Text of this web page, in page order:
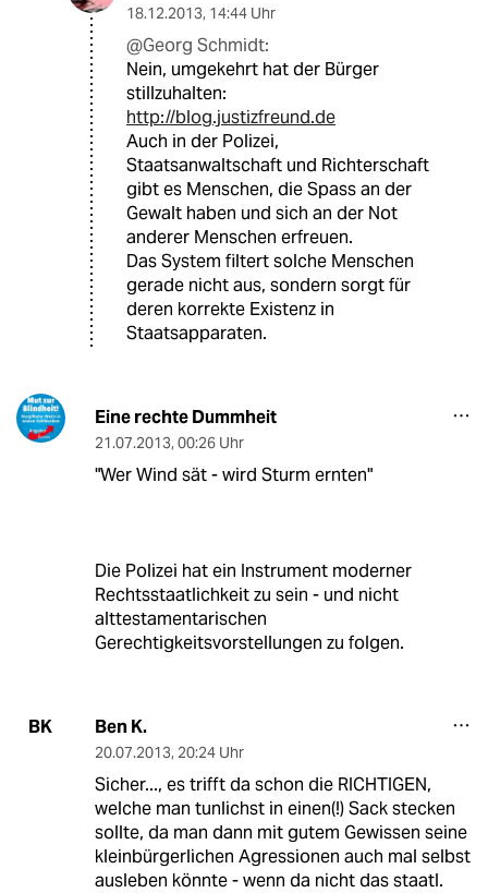
18.12.2013, 14:44 Uhr
@Georg Schmidt:
Nein, umgekehrt hat der Bürger
stillzuhalten:
http://blog.justizfreund.de
Auch in der Polizei,
Staatsanwaltschaft und Richterschaft
gibt es Menschen, die Spass an der
Gewalt haben und sich an der Not
anderer Menschen erfreuen.
Das System filtert solche Menschen
gerade nicht aus, sondern sorgt für
deren korrekte Existenz in
Staatsapparaten.
Eine rechte Dummheit
21.07.2013, 00:26 Uhr
"Wer Wind sät - wird Sturm ernten"
Die Polizei hat ein Instrument moderner
Rechtsstaatlichkeit zu sein - und nicht
alttestamentarischen
Gerechtigkeitsvorstellungen zu folgen.
BK Ben K.
20.07.2013, 20:24 Uhr
Sicher..., es trifft da schon die RICHTIGEN,
welche man tunlichst in einen(!) Sack stecken
sollte, da man dann mit gutem Gewissen seine
kleinbürgerlichen Agressionen auch mal selbst
ausleben könnte - wenn da nicht das staatl.